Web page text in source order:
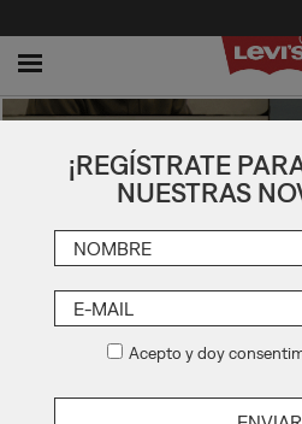
Toggle
¡REGÍSTRATE
NUESTRAS
Acepto y doy